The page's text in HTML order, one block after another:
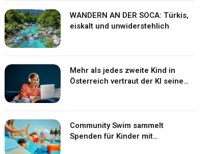
WANDERN AN DER SOCA: Türkis,
eiskalt und unwiderstehlich
Mehr als jedes zweite Kind in
Österreich vertraut der KI seine
Community Swim sammelt
Spenden für Kinder mit